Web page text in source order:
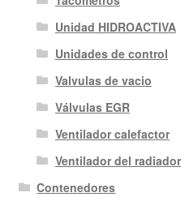
Unidad HIDROACTIVA
Unidades de control
Valvulas de vacio
Válvulas EGR
Ventilador calefactor
Ventilador del radiador
Contenedores